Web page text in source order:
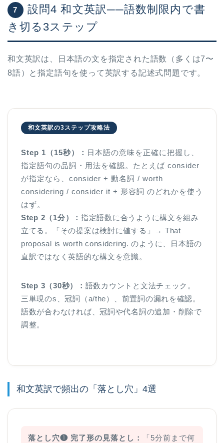
7
設問4 和文英訳──語数制限内で書
き切る3ステップ
和文英訳は、日本語の文を指定された語数（多くは7〜
8語）と指定語句を使って英訳する記述式問題です。
和文英訳の3ステップ攻略法
Step 1（15秒）：
日本語の意味を正確に把握し、
指定語句の品詞・用法を確認。たとえば consider
が指定なら、consider + 動名詞 / worth
considering / consider it + 形容詞 のどれかを使う
はず。
Step 2（1分）： 指定語数に合うように構文を組み
立てる。「その提案は検討に値する」→ That
proposal is worth considering. のように、日本語の
直訳ではなく英語的な構文を意識。
Step 3（30秒）： 語数カウントと文法チェック。
三単現のs、冠詞（a/the）、前置詞の漏れを確認。
語数が合わなければ、冠詞や代名詞の追加・削除で
調整。
和文英訳で頻出の「落とし穴」4選
落とし穴❶ 完了形の見落とし：
「5分前まで何